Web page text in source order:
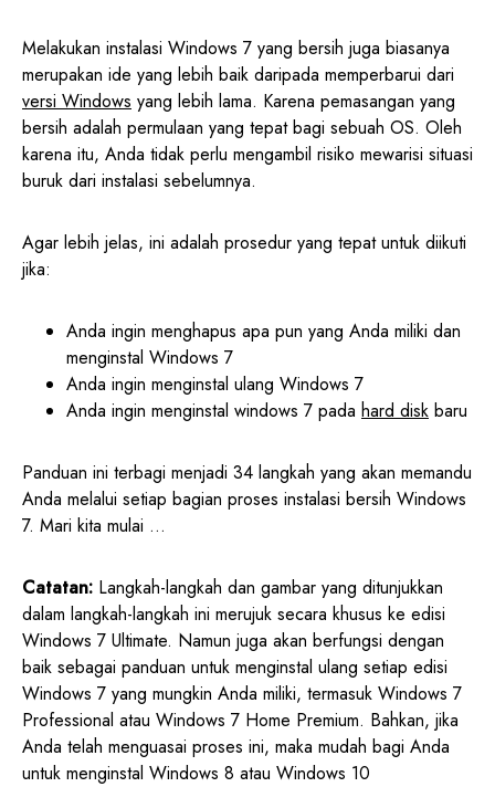
Melakukan instalasi Windows 7 yang bersih juga biasanya
merupakan ide yang lebih baik daripada memperbarui dari
versi Windows yang lebih lama. Karena pemasangan yang
bersih adalah permulaan yang tepat bagi sebuah OS. Oleh
karena itu, Anda tidak perlu mengambil risiko mewarisi situasi
buruk dari instalasi sebelumnya.
Agar lebih jelas, ini adalah prosedur yang tepat untuk diikuti
jika:
Anda ingin menghapus apa pun yang Anda miliki dan
menginstal Windows 7
Anda ingin menginstal ulang Windows 7
Anda ingin menginstal windows 7 pada hard disk baru
Panduan ini terbagi menjadi 34 langkah yang akan memandu
Anda melalui setiap bagian proses instalasi bersih Windows
7. Mari kita mulai …
Catatan: Langkah-langkah dan gambar yang ditunjukkan
dalam langkah-langkah ini merujuk secara khusus ke edisi
Windows 7 Ultimate. Namun juga akan berfungsi dengan
baik sebagai panduan untuk menginstal ulang setiap edisi
Windows 7 yang mungkin Anda miliki, termasuk Windows 7
Professional atau Windows 7 Home Premium. Bahkan, jika
Anda telah menguasai proses ini, maka mudah bagi Anda
untuk menginstal Windows 8 atau Windows 10